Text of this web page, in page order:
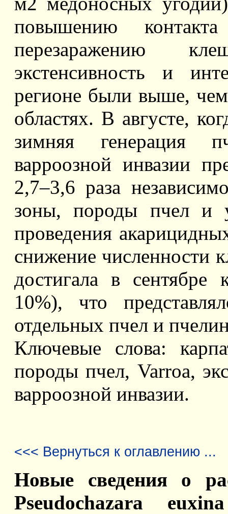
повышению
перезаражению
экстенсивность и
регионе были выше, чем
областях. В августе,
зимняя генерация
варроозной инвазии
2,7–3,6 раза
зоны, породы пчел и
проведения
снижение численности
достигала в сентябре
10%), что
отдельных пчел и
Ключевые слова:
породы пчел, Varroa,
варроозной инвазии.
<<< Вернуться к оглавлению ...
Новые сведения о
Pseudochazara